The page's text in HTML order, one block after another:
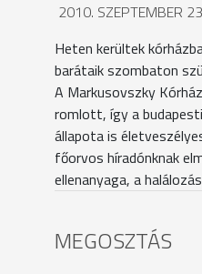
2010. SZEPTEMBER
Heten kerültek
barátaik szombaton
A Markusovszky
romlott, így a
állapota is
főorvos híradónknak
ellenanyaga, a
MEGOSZTÁS